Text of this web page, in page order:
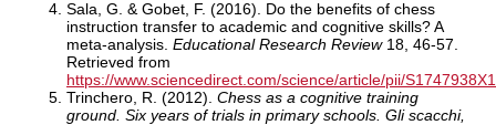
Sala, G. & Gobet, F. (2016). Do the benefits of chess
instruction transfer to academic and cognitive skills? A
meta-analysis. Educational Research Review18, 46-57.
Retrieved from
https://www.sciencedirect.com/science/article/pii/
Trinchero, R. (2012). Chess as a cognitive training
ground. Six years of trials in primary schools. Gli scacchi,